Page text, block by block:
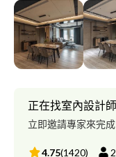
望可以透過空間享受生
正在找室內設計
立即邀請專家來完成
4.75(1420)